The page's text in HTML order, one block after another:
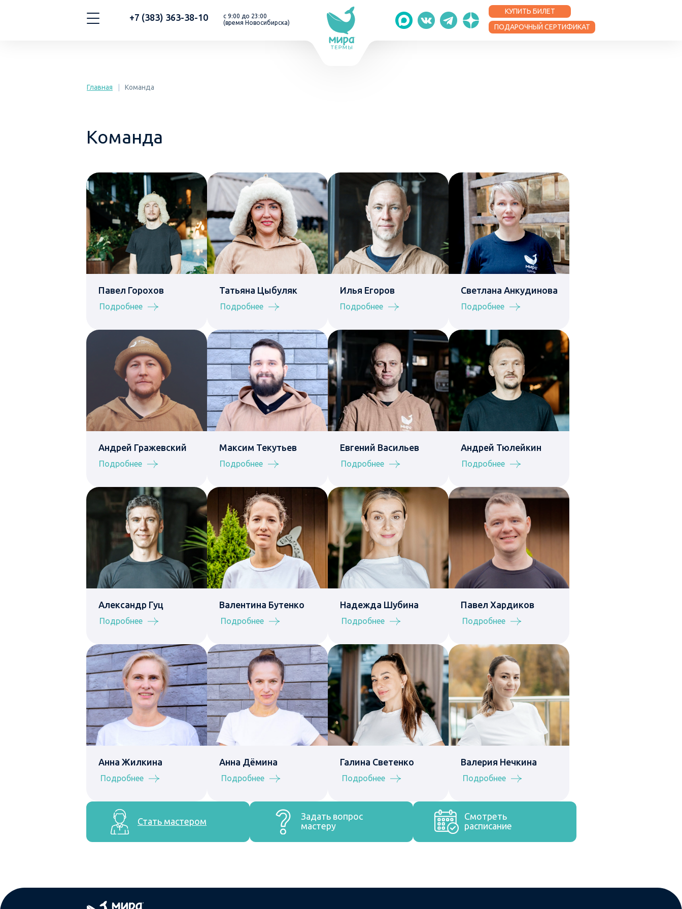
с 9:00 до 23:00
(время Новосибирска)
+7 (383) 363-38-10
КУПИТЬ БИЛЕТ
ПОДАРОЧНЫЙ СЕРТИФИКАТ
Главная Команда
Команда
Подробнее
Павел Горохов
Подробнее
Татьяна Цыбуляк Илья Егоров
Подробнее Подробнее
Светлана Анкудинова
Андрей Гражевский
Подробнее Подробнее
Максим Текутьев
Подробнее
Евгений Васильев
Подробнее
Андрей Тюлейкин
Подробнее
Александр Гуц
Подробнее
Валентина Бутенко
Подробнее
Надежда Шубина
Подробнее
Павел Хардиков
Подробнее
Анна Жилкина
Подробнее
Анна Дёмина
Подробнее
Галина Светенко
Подробнее
Валерия Нечкина
Стать мастером
Задать вопрос
мастеру
Смотреть
расписание